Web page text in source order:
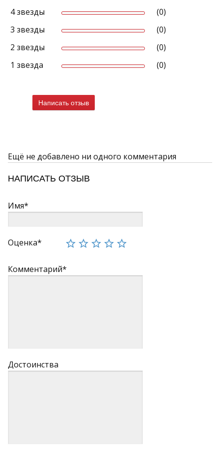
4 звезды
(0)
3 звезды
(0)
2 звезды
(0)
1 звезда
(0)
Написать отзыв
Ещё не добавлено ни одного комментария
НАПИСАТЬ ОТЗЫВ
Имя*
Оценка*
Комментарий*
Достоинства